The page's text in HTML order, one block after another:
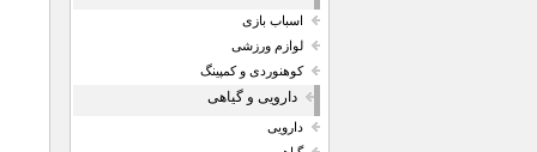
اسباب بازی
لوازم ورزشی
کوهنوردی و کمپینگ
دارویی و گیاهی
دارویی